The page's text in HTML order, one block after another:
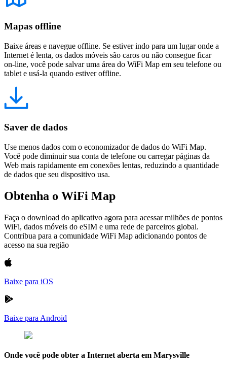
Mapas offline
Baixe áreas e navegue offline. Se estiver indo para um lugar onde a
Internet é lenta, os dados móveis são caros ou não consegue ficar
on-line, você pode salvar uma área do WiFi Map em seu telefone ou
tablet e usá-la quando estiver offline.
Saver de dados
Use menos dados com o economizador de dados do WiFi Map.
Você pode diminuir sua conta de telefone ou carregar páginas da
Web mais rapidamente em conexões lentas, reduzindo a quantidade
de dados que seu dispositivo usa.
Obtenha o WiFi Map
Faça o download do aplicativo agora para acessar milhões de pontos
WiFi, dados móveis do eSIM e uma rede de parceiros global.
Contribua para a comunidade WiFi Map adicionando pontos de
acesso na sua região
Baixe para iOS
Baixe para Android
Onde você pode obter a Internet aberta em Marysville